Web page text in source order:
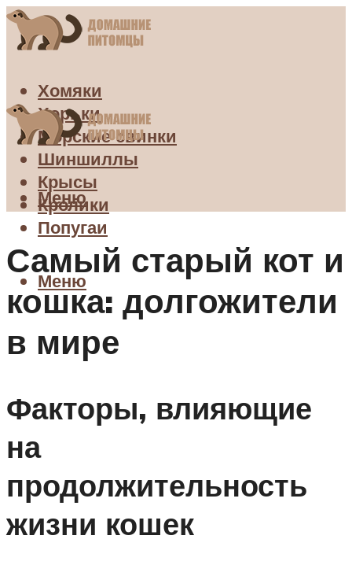
Хомяки
Хорьки
Морские свинки
Шиншиллы
Крысы
Кролики
Попугаи
Меню
Меню
Самый старый кот и
кошка: долгожители
в мире
Факторы, влияющие
на
продолжительность
жизни кошек